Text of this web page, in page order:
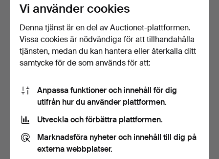
CRAGSTAN, "The Busy
Housekeeper", batteri,…
Klubbades 8 apr 2026
10 bud
NOMURA TOY LTD, "Magic
Action Bulldozer", …
Klubbades 8 apr 2026
5 bud
Vi använder cookies
Denna tjänst är en del av Auctionet-plattformen.
Vissa cookies är nödvändiga för att tillhandahålla
tjänsten, medan du kan hantera eller återkalla ditt
samtycke för de som används för att:
Anpassa funktioner och innehåll för dig
utifrån hur du använder plattformen.
Utveckla och förbättra plattformen.
Marknadsföra nyheter och innehåll till dig på
externa webbplatser.